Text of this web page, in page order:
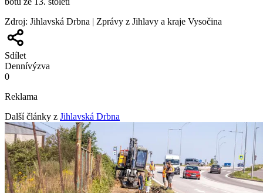
Zdroj: Jihlavská Drbna | Zprávy z Jihlavy a kraje Vysočina
Sdílet
Dennívýzva
0
Reklama
Další články z Jihlavská Drbna